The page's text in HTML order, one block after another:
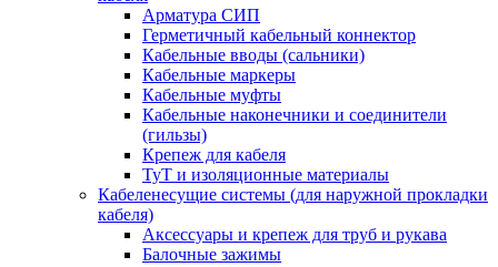
Арматура СИП
Герметичный кабельный коннектор
Кабельные вводы (сальники)
Кабельные маркеры
Кабельные муфты
Кабельные наконечники и соединители
(гильзы)
Крепеж для кабеля
ТуТ и изоляционные материалы
Кабеленесущие системы (для наружной прокладки
кабеля)
Аксессуары и крепеж для труб и рукава
Балочные зажимы